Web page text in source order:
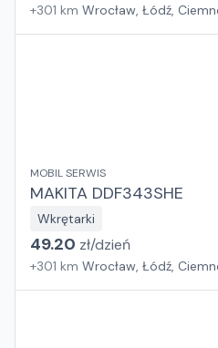
+301 km Wrocław, Łódź,
MOBIL SERWIS
MAKITA DDF343SHE
Wkrętarki
49.20 zł/dzień
+301 km Wrocław, Łódź,